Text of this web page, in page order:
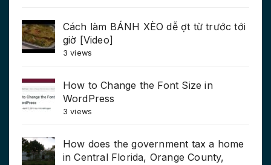
Cách làm BÁNH XÈO dễ ợt từ trước tới
giờ [Video]
3 views
How to Change the Font Size in
WordPress
3 views
How does the government tax a home
in Central Florida, Orange County,